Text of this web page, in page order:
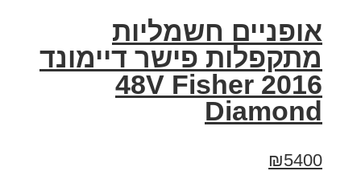
אופניים חשמליות
מתקפלות פישר דיימונד
2016 48V Fisher
Diamond
₪5400